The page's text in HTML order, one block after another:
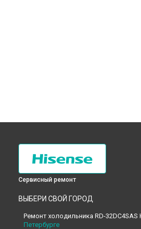
Сервисный ремонт
ВЫБЕРИ СВОЙ ГОРОД
Ремонт холодильника RD-32DC4SAS
Петербурге